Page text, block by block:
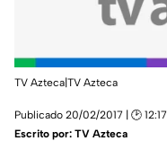
TV Azteca|TV Azteca
Publicado 20/02/2017 | 🕑 12:17
Escrito por: TV Azteca